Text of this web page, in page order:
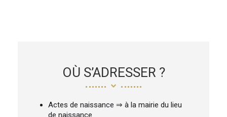
OÙ S’ADRESSER ?
Actes de naissance ⇒ à la mairie du lieu
de naissance